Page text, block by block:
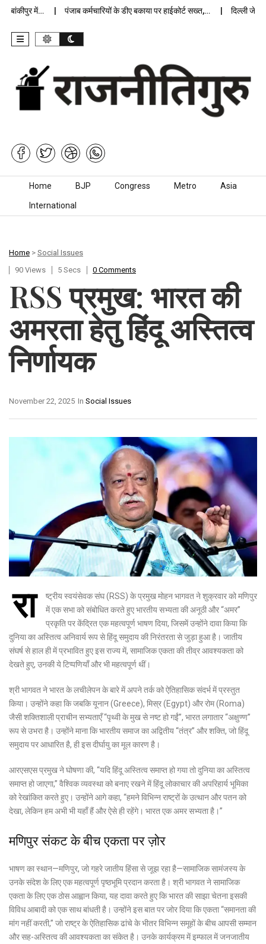
में… पंजाब कर्मचारियों के डीए बकाया पर हाईकोर्ट सख्त,… दिल्ली जेलों में
Skip to content
Home BJP Congress Metro Asia
International
Home > Social Issues
90 Views
5 Secs 0 Comments
RSS प्रमुख: भारत की
अमरता हेतु हिंदू अस्तित्व
निर्णायक
In Social Issues
November 22, 2025
रा
ष्ट्रीय स्वयंसेवक संघ (RSS) के प्रमुख मोहन भागवत ने शुक्रवार को मणिपुर
में एक सभा को संबोधित करते हुए भारतीय सभ्यता की अनूठी और “अमर”
प्रकृति पर केंद्रित एक महत्वपूर्ण भाषण दिया, जिसमें उन्होंने दावा किया कि
दुनिया का अस्तित्व अनिवार्य रूप से हिंदू समुदाय की निरंतरता से जुड़ा हुआ है। जातीय
संघर्ष से हाल ही में प्रभावित हुए इस राज्य में, सामाजिक एकता की तीव्र आवश्यकता को
देखते हुए, उनकी ये टिप्पणियाँ और भी महत्वपूर्ण थीं।
श्री भागवत ने भारत के लचीलेपन के बारे में अपने तर्क को ऐतिहासिक संदर्भ में प्रस्तुत
किया। उन्होंने कहा कि जबकि यूनान (Greece), मिस्र (Egypt) और रोम (Roma)
जैसी शक्तिशाली प्राचीन सभ्यताएँ “पृथ्वी के मुख से नष्ट हो गईं”, भारत लगातार “अक्षुण्ण”
रूप से उभरा है। उन्होंने माना कि भारतीय समाज का अद्वितीय “तंत्र” और शक्ति, जो हिंदू
समुदाय पर आधारित है, ही इस दीर्घायु का मूल कारण है।
आरएसएस प्रमुख ने घोषणा की, “यदि हिंदू अस्तित्व समाप्त हो गया तो दुनिया का अस्तित्व
समाप्त हो जाएगा,” वैश्विक व्यवस्था को बनाए रखने में हिंदू लोकाचार की अपरिहार्य भूमिका
को रेखांकित करते हुए। उन्होंने आगे कहा, “हमने विभिन्न राष्ट्रों के उत्थान और पतन को
देखा, लेकिन हम अभी भी यहाँ हैं और ऐसे ही रहेंगे। भारत एक अमर सभ्यता है।”
मणिपुर संकट के बीच एकता पर ज़ोर
भाषण का स्थान—मणिपुर, जो गहरे जातीय हिंसा से जूझ रहा है—सामाजिक सामंजस्य के
उनके संदेश के लिए एक महत्वपूर्ण पृष्ठभूमि प्रदान करता है। श्री भागवत ने सामाजिक
एकता के लिए एक ठोस आह्वान किया, यह दावा करते हुए कि भारत की साझा चेतना इसकी
विविध आबादी को एक साथ बांधती है। उन्होंने इस बात पर जोर दिया कि एकता “समानता की
मांग नहीं करती,” जो राष्ट्र के ऐतिहासिक ढांचे के भीतर विभिन्न समूहों के बीच आपसी सम्मान
और सह-अस्तित्व की आवश्यकता का संकेत है। उनके कार्यक्रम में इम्फाल में जनजातीय